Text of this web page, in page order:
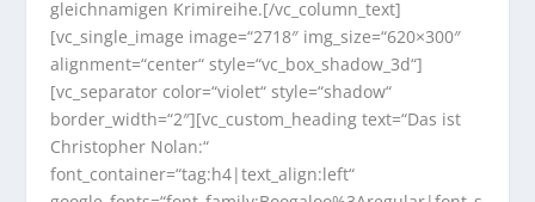
gleichnamigen Krimireihe.[/vc_column_text]
[vc_single_image image=“2718″ img_size=“620×300″
alignment=“center“ style=“vc_box_shadow_3d“]
[vc_separator color=“violet“ style=“shadow“
border_width=“2″][vc_custom_heading text=“Das ist
Christopher Nolan:“
font_container=“tag:h4|text_align:left“